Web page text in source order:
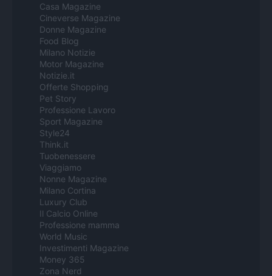
Casa Magazine
Cineverse Magazine
Donne Magazine
Food Blog
Milano Notizie
Motor Magazine
Notizie.it
Offerte Shopping
Pet Story
Professione Lavoro
Sport Magazine
Style24
Think.it
Tuobenessere
Viaggiamo
Nonne Magazine
Milano Cortina
Luxury Club
Il Calcio Online
Professione mamma
World Music
Investimenti Magazine
Money 365
Zona Nerd